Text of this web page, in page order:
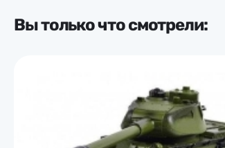
Вы только что смотрели: